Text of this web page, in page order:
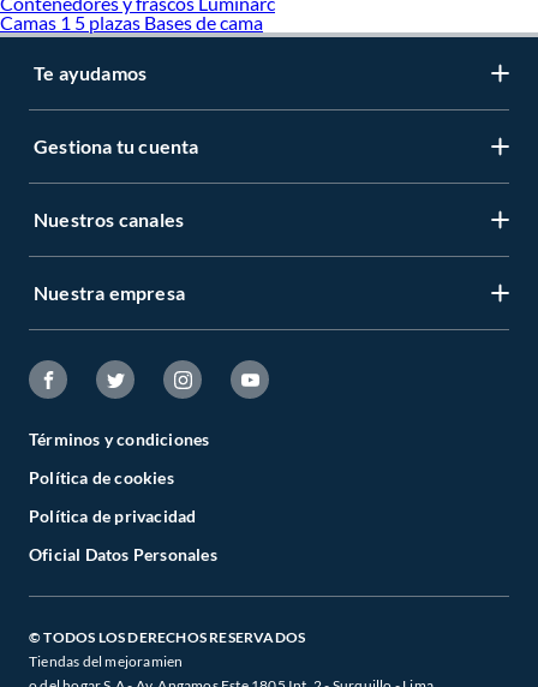
Camas 1 5 plazas Bases de cama
Te ayudamos
Gestiona tu cuenta
Nuestros canales
Nuestra empresa
Términos y condiciones
Política de cookies
Política de privacidad
Oficial Datos Personales
© TODOS LOS DERECHOS RESERVADOS
Tiendas del mejoramien